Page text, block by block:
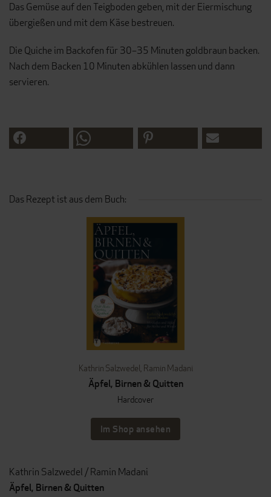
Das Gemüse auf den Teigboden geben, mit der Eiermischung
übergießen und mit dem Käse bestreuen.
Die Quiche im Backofen für 30–35 Minuten goldbraun backen.
Nach dem Backen 10 Minuten abkühlen lassen und dann
servieren.
Das Rezept ist aus dem Buch:
Kathrin Salzwedel, Ramin Madani
Äpfel, Birnen & Quitten
Hardcover
Im Shop ansehen
Kathrin Salzwedel / Ramin Madani
Äpfel, Birnen & Quitten